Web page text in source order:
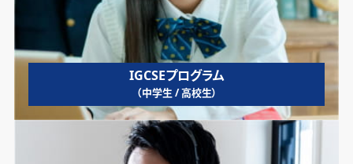
IGCSEプログラム
（中学生 / 高校生）